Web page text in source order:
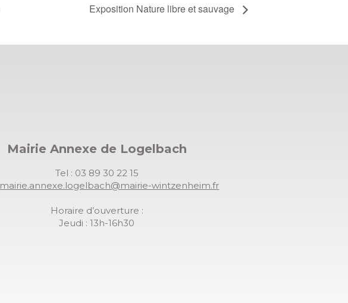
Exposition Nature libre et sauvage
Mairie Annexe de Logelbach
Tel : 03 89 30 22 15
mairie.annexe.logelbach@mairie-wintzenheim.fr
Horaire d’ouverture :
Jeudi : 13h-16h30